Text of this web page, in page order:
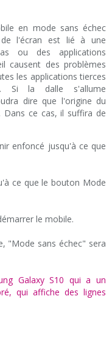
en mode sans échec
l'écran est lié à une
ou des applications
causent des problèmes
les applications tierces
Si la dalle s'allume
dire que l'origine du
Dans ce cas, il suffira de
enfoncé jusqu'à ce que
ce que le bouton Mode
le mobile.
"Mode sans échec" sera
Galaxy S10 qui a un
qui affiche des lignes